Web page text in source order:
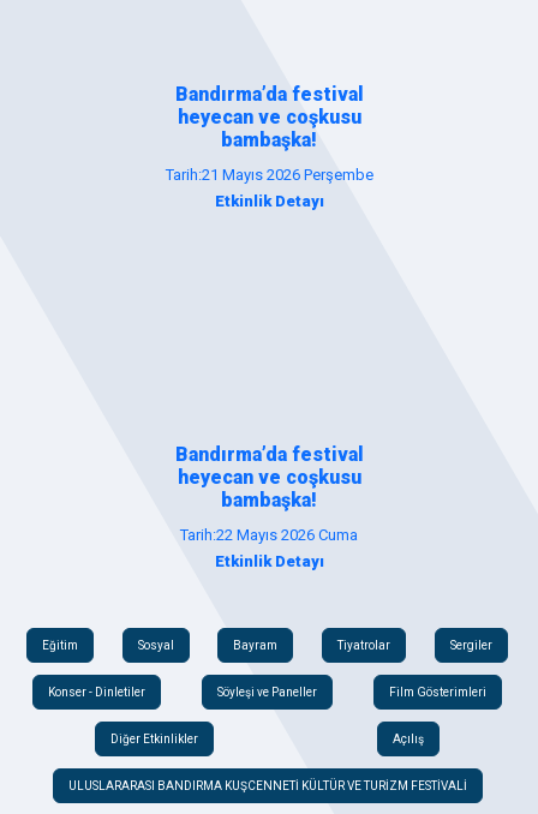
Bandırma’da festival
heyecan ve coşkusu
bambaşka!
Tarih:21 Mayıs 2026 Perşembe
Etkinlik Detayı
Bandırma’da festival
heyecan ve coşkusu
bambaşka!
Tarih:22 Mayıs 2026 Cuma
Etkinlik Detayı
Eğitim Sosyal Bayram Tiyatrolar Sergiler
Konser - Dinletiler Söyleşi ve Paneller Film Gösterimleri
Diğer Etkinlikler Açılış
ULUSLARARASI BANDIRMA KUŞCENNETİ KÜLTÜR VE TURİZM FESTİVALİ